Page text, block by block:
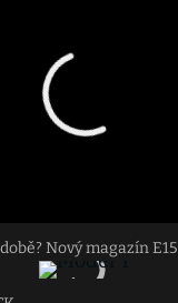
Nový magazín E15